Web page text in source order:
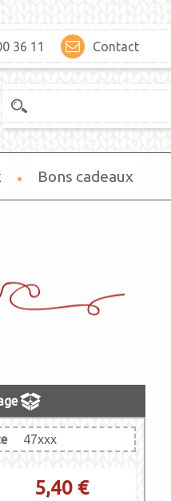
36 11 Contact
Bons cadeaux
47xxx
5,40 €